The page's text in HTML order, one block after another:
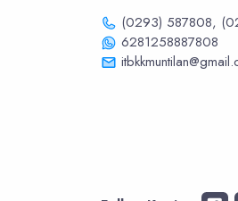
(0293) 587808,
6281258887808